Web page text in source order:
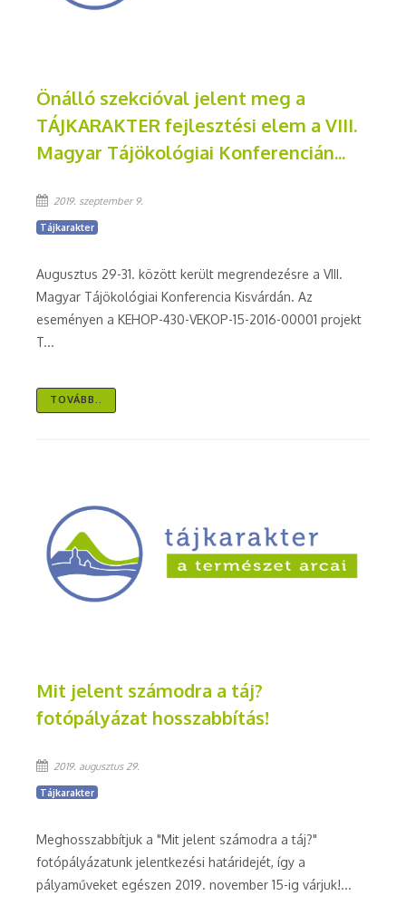
Önálló szekcióval jelent meg a
TÁJKARAKTER fejlesztési elem a VIII.
Magyar Tájökológiai Konferencián...
2019. szeptember 9.
Tájkarakter
Augusztus 29-31. között került megrendezésre a VIII.
Magyar Tájökológiai Konferencia Kisvárdán. Az
eseményen a KEHOP-430-VEKOP-15-2016-00001 projekt
T...
TOVÁBB..
Mit jelent számodra a táj?
fotópályázat hosszabbítás!
2019. augusztus 29.
Tájkarakter
Meghosszabbítjuk a "Mit jelent számodra a táj?"
fotópályázatunk jelentkezési határidejét, így a
pályaműveket egészen 2019. november 15-ig várjuk!...